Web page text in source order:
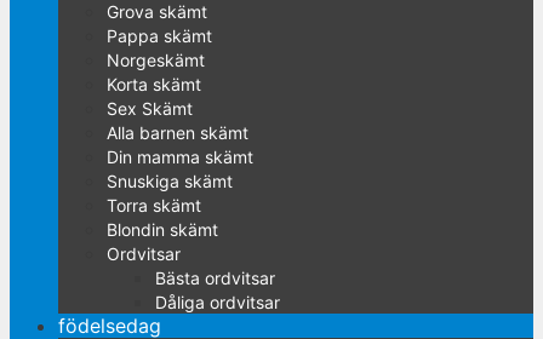
Grova skämt
Pappa skämt
Norgeskämt
Korta skämt
Sex Skämt
Alla barnen skämt
Din mamma skämt
Snuskiga skämt
Torra skämt
Blondin skämt
Ordvitsar
Bästa ordvitsar
Dåliga ordvitsar
födelsedag